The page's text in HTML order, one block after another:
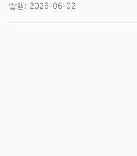
발행: 2026-06-02